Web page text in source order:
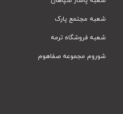
شعبه مجتمع پارک
شعبه فروشگاه ترمه
شوروم مجموعه صفاهوم